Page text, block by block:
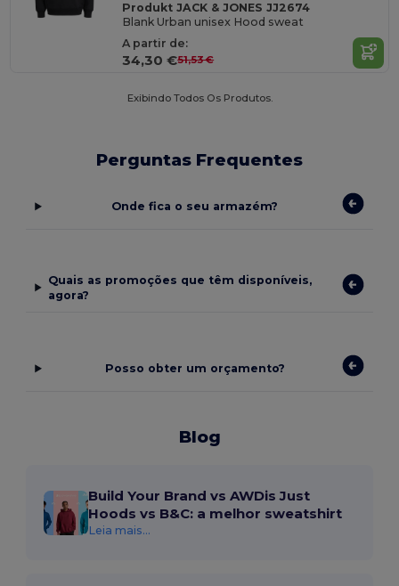
Produkt JACK & JONES JJ2674
Blank Urban unisex Hood sweat
A partir de:
34,30 €51,53 €
Exibindo Todos Os Produtos.
Perguntas Frequentes
Onde fica o seu armazém?
Quais as promoções que têm disponíveis,
agora?
Posso obter um orçamento?
Blog
Build Your Brand vs AWDis Just
Hoods vs B&C: a melhor sweatshirt
Leia mais...